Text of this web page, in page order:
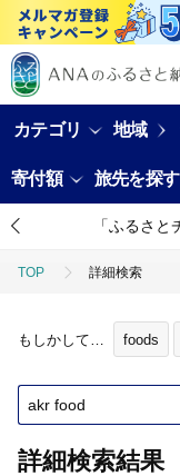
カテゴリ 地域
寄付額 旅先を探す
「ふるさ
TOP 詳細検索
もしかして… foods
詳細検索結果